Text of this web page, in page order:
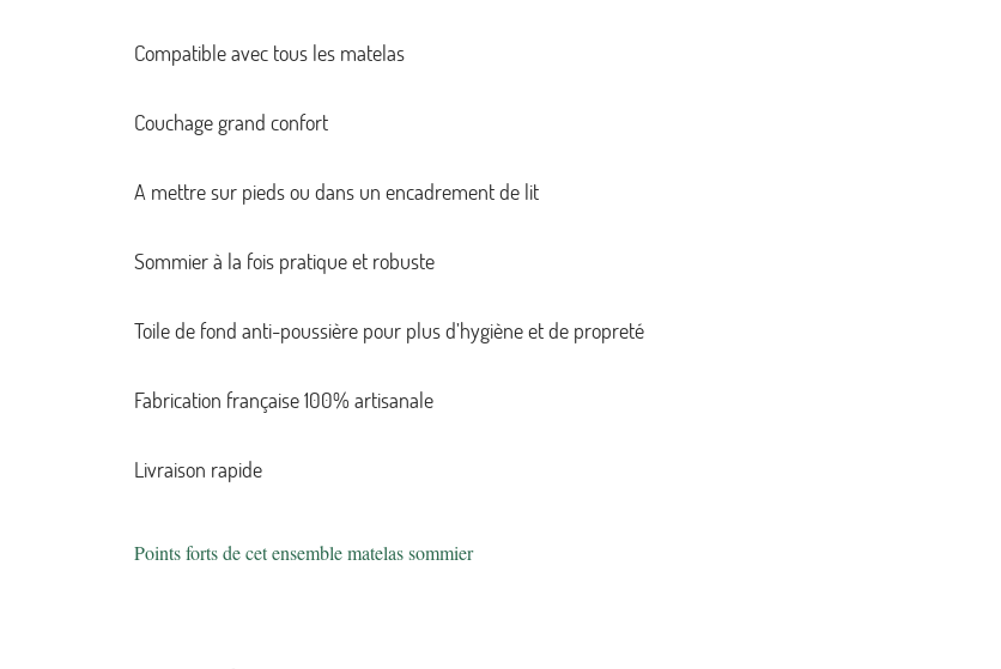
Compatible avec tous les matelas
Couchage grand confort
A mettre sur pieds ou dans un encadrement de lit
Sommier à la fois pratique et robuste
Toile de fond anti-poussière pour plus d’hygiène et de propreté
Fabrication française 100% artisanale
Livraison rapide
Points forts de cet ensemble matelas sommier